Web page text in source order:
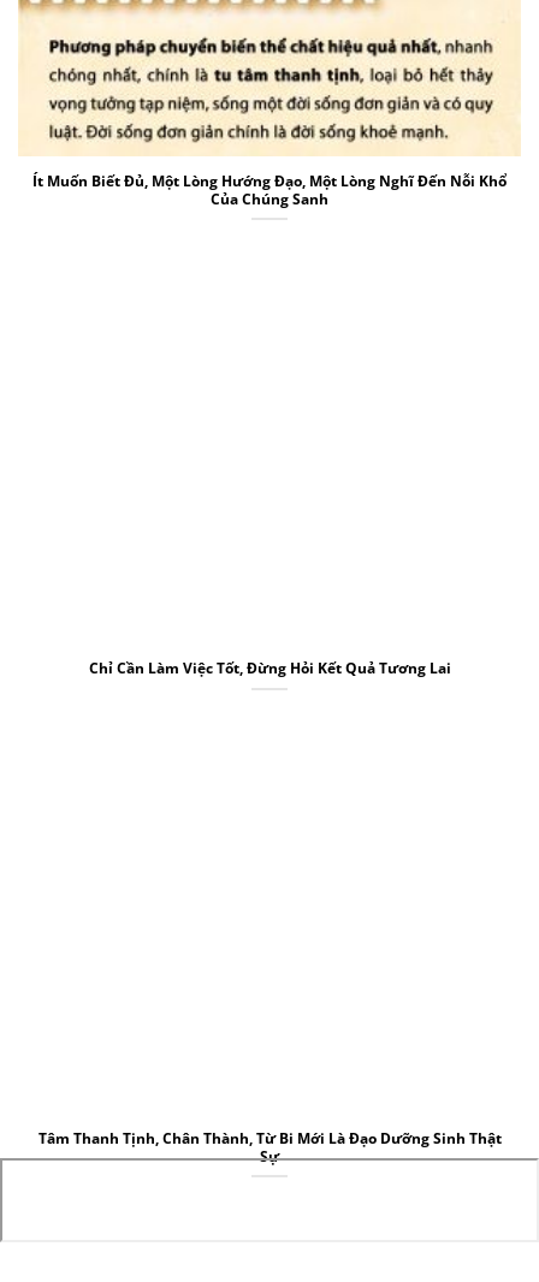
Ít Muốn Biết Đủ, Một Lòng Hướng Đạo, Một Lòng Nghĩ Đến Nỗi Khổ
Của Chúng Sanh
Chỉ Cần Làm Việc Tốt, Đừng Hỏi Kết Quả Tương Lai
Tâm Thanh Tịnh, Chân Thành, Từ Bi Mới Là Đạo Dưỡng Sinh Thật
Sự